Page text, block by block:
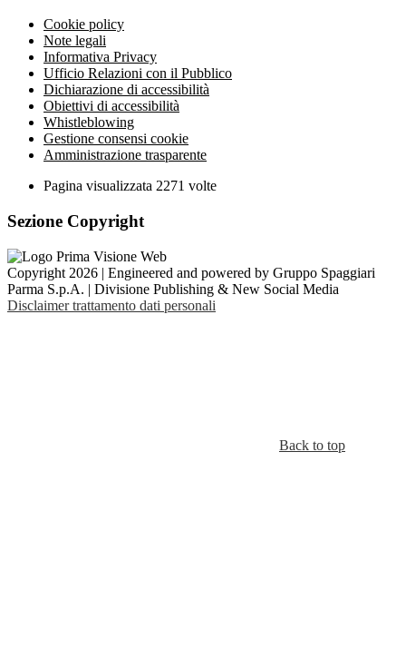
Cookie policy
Note legali
Informativa Privacy
Ufficio Relazioni con il Pubblico
Dichiarazione di accessibilità
Obiettivi di accessibilità
Whistleblowing
Gestione consensi cookie
Amministrazione trasparente
Pagina visualizzata 2271 volte
Sezione Copyright
Copyright 2026 | Engineered and powered by Gruppo Spaggiari
Parma S.p.A. | Divisione Publishing & New Social Media
Disclaimer trattamento dati personali
Back to top